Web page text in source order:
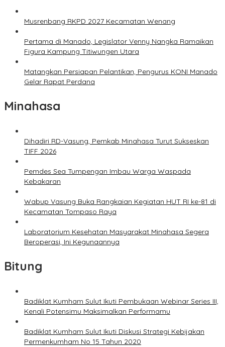
Musrenbang RKPD 2027 Kecamatan Wenang
Pertama di Manado, Legislator Venny Nangka Ramaikan
Figura Kampung Titiwungen Utara
Matangkan Persiapan Pelantikan, Pengurus KONI Manado
Gelar Rapat Perdana
Minahasa
Dihadiri RD-Vasung, Pemkab Minahasa Turut Sukseskan
TIFF 2026
Pemdes Sea Tumpengan Imbau Warga Waspada
Kebakaran
Wabup Vasung Buka Rangkaian Kegiatan HUT RI ke-81 di
Kecamatan Tompaso Raya
Laboratorium Kesehatan Masyarakat Minahasa Segera
Beroperasi, Ini Kegunaannya
Bitung
Badiklat Kumham Sulut Ikuti Pembukaan Webinar Series III,
Kenali Potensimu Maksimalkan Performamu
Badiklat Kumham Sulut Ikuti Diskusi Strategi Kebijakan
Permenkumham No 15 Tahun 2020